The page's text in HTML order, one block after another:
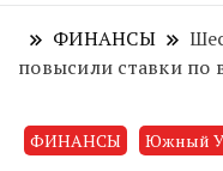
ФИНАНСЫ
повысили ставки по
ФИНАНСЫ Южный